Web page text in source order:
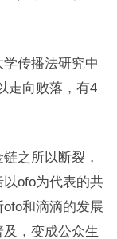
传播法研究中
走向败落，有4
之所以断裂，
ofo为代表的共
和滴滴的发展
，变成公众生